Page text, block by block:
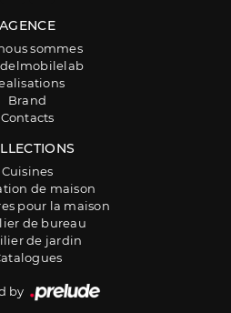
AGENCE
sommes
Brand
Contacts
Cuisines
de maison
pour la maison
de bureau
de jardin
by